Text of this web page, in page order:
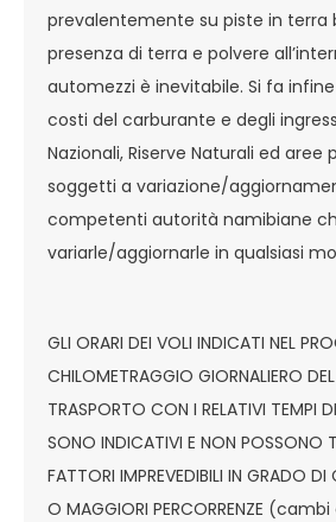
prevalentemente su piste in terra
presenza di terra e polvere
automezzi è inevitabile. Si fa
costi del carburante e degli
Nazionali, Riserve Naturali ed
soggetti a variazione/
competenti autorità namibiane
variarle/aggiornarle in qualsiasi
GLI ORARI DEI VOLI INDICATI NEL
CHILOMETRAGGIO GIORNALIERO
TRASPORTO CON I RELATIVI TEMPI
SONO INDICATIVI E NON POSSONO
FATTORI IMPREVEDIBILI IN GRADO DI
O MAGGIORI PERCORRENZE